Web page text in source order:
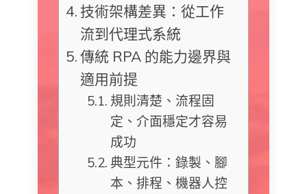
技術架構差異：從工作
流到代理式系統
傳統 RPA 的能力邊界與
適用前提
規則清楚、流程固
定、介面穩定才容易
成功
典型元件：錄製、腳
本、排程、機器人控